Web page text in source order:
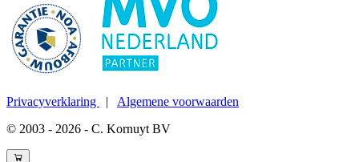
Privacyverklaring | Algemene voorwaarden
© 2003 - 2026 - C. Kornuyt BV